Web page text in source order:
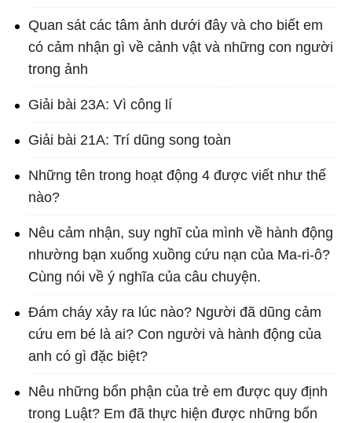
Quan sát các tâm ảnh dưới đây và cho biết em
có cảm nhận gì về cảnh vật và những con người
trong ảnh
Giải bài 23A: Vì công lí
Giải bài 21A: Trí dũng song toàn
Những tên trong hoạt động 4 được viết như thế
nào?
Nêu cảm nhận, suy nghĩ của mình về hành động
nhường bạn xuống xuồng cứu nạn của Ma-ri-ô?
Cùng nói về ý nghĩa của câu chuyện.
Đám cháy xảy ra lúc nào? Người đã dũng cảm
cứu em bé là ai? Con người và hành động của
anh có gì đặc biệt?
Nêu những bổn phận của trẻ em được quy định
trong Luật? Em đã thực hiện được những bổn